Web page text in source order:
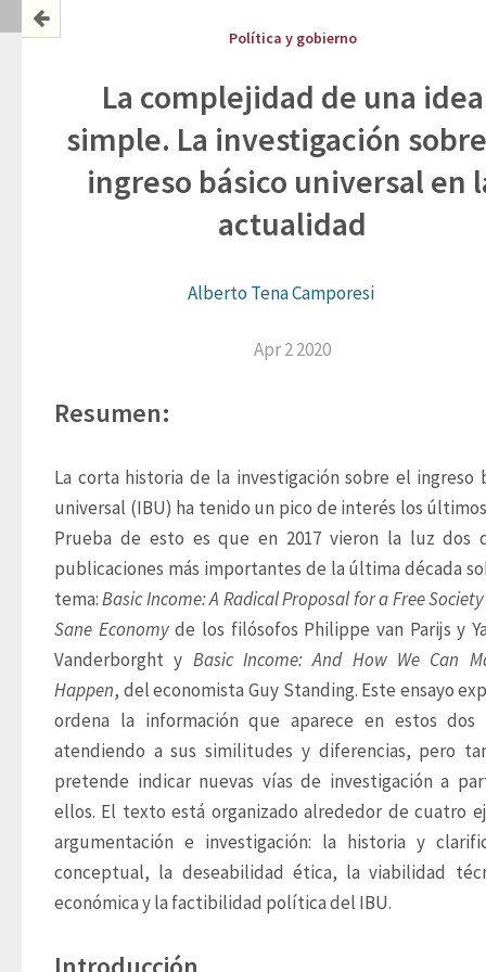
Política y gobierno
La complejidad de una idea
simple. La investigación
ingreso básico universal en
actualidad
Alberto Tena Camporesi
Apr 2 2020
Resumen:
La corta historia de la investigación sobre el ingreso
universal (IBU) ha tenido un pico de interés los
Prueba de esto es que en 2017 vieron la luz dos
publicaciones más importantes de la última década
tema: Basic Income: A Radical Proposal for a Free
Sane Economy de los filósofos Philippe van Parijs y
Vanderborght y Basic Income: And How We Can
Happen, del economista Guy Standing. Este ensayo
ordena la información que aparece en estos dos
atendiendo a sus similitudes y diferencias, pero
pretende indicar nuevas vías de investigación a
ellos. El texto está organizado alrededor de cuatro
argumentación e investigación: la historia y
conceptual, la deseabilidad ética, la viabilidad
económica y la factibilidad política del IBU.